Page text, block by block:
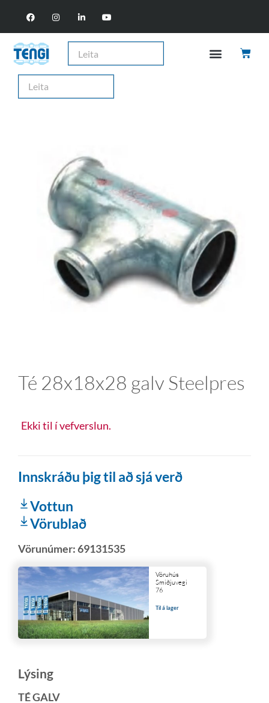
Té 28x18x28 galv Steelpres
Ekki til í vefverslun.
Innskráðu þig til að sjá verð
Vottun
Vörublað
Vörunúmer:69131535
Vöruhús
Smiðjuvegi
76
Til á lager
Lýsing
TÉ GALV